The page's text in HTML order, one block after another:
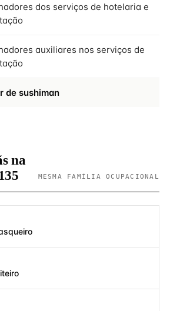
dos serviços de hotelaria e
auxiliares nos serviços de
de sushiman
na
MESMA FAMÍLIA OCUPACIONAL